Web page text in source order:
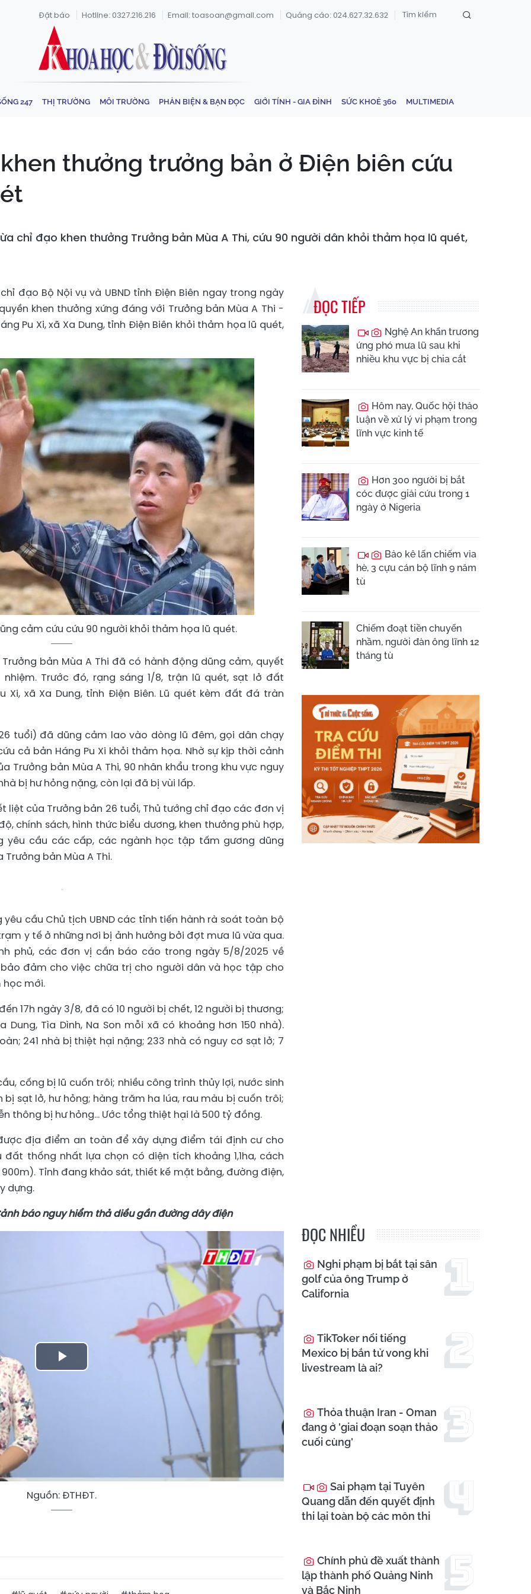
Đặt báo Hotline: 0327.216.216 Email: toasoan@gmail.com Quảng cáo: 024.627.32.632
247 THỊ TRƯỜNG MÔI TRƯỜNG PHẢN BIỆN & BẠN ĐỌC GIỚI TÍNH - GIA ĐÌNH SỨC KHOẺ 360 MULTIMEDIA
thưởng trưởng bản ở Điện biên cứu
chỉ đạo khen thưởng Trưởng bản Mùa A Thi, cứu 90 người dân khỏi thảm họa lũ quét,
đạo Bộ Nội vụ và UBND tỉnh Điện Biên ngay trong ngày
khen thưởng xứng đáng với Trưởng bản Mùa A Thi -
Pu Xi, xã Xa Dung, tỉnh Điện Biên khỏi thảm họa lũ quét,
cảm cứu cứu 90 người khỏi thảm họa lũ quét.
bản Mùa A Thi đã có hành động dũng cảm, quyết
Trước đó, rạng sáng 1/8, trận lũ quét, sạt lở đất
Xi, xã Xa Dung, tỉnh Điện Biên. Lũ quét kèm đất đá tràn
tuổi) đã dũng cảm lao vào dòng lũ đêm, gọi dân chạy
cả bản Háng Pu Xi khỏi thảm họa. Nhờ sự kịp thời cảnh
Trưởng bản Mùa A Thi, 90 nhân khẩu trong khu vực nguy
bị hư hỏng nặng, còn lại đã bị vùi lấp.
liệt của Trưởng bản 26 tuổi, Thủ tướng chỉ đạo các đơn vị
chính sách, hình thức biểu dương, khen thưởng phù hợp,
yêu cầu các cấp, các ngành học tập tấm gương dũng
bản Mùa A Thi.
yêu cầu Chủ tịch UBND các tỉnh tiến hành rà soát toàn bộ
y tế ở những nơi bị ảnh hưởng bởi đợt mưa lũ vừa qua.
phủ, các đơn vị cần báo cáo trong ngày 5/8/2025 về
đảm cho việc chữa trị cho người dân và học tập cho
học mới.
17h ngày 3/8, đã có 10 người bị chết, 12 người bị thương;
Tìa Dình, Na Son mỗi xã có khoảng hơn 150 nhà).
241 nhà bị thiệt hại nặng; 233 nhà có nguy cơ sạt lở; 7
cống bị lũ cuốn trôi; nhiều công trình thủy lợi, nước sinh
sạt lở, hư hỏng; hàng trăm ha lúa, rau màu bị cuốn trôi;
thông bị hư hỏng… Ước tổng thiệt hại là 500 tỷ đồng.
địa điểm an toàn để xây dựng điểm tái định cư cho
thống nhất lựa chọn có diện tích khoảng 1,1ha, cách
Tỉnh đang khảo sát, thiết kế mặt bằng, đường điện,
dựng.
báo nguy hiểm thả diều gần đường dây điện
Play
Nguồn: ĐTHĐT.
ĐỌC TIẾP
Nghệ An khẩn trương
ứng phó mưa lũ sau khi
nhiều khu vực bị chia cắt
Hôm nay, Quốc hội thảo
luận về xử lý vi phạm trong
lĩnh vực kinh tế
Hơn 300 người bị bắt
cóc được giải cứu trong 1
ngày ở Nigeria
Bảo kê lấn chiếm vỉa
hè, 3 cựu cán bộ lĩnh 9 năm
tù
Chiếm đoạt tiền chuyển
nhầm, người đàn ông lĩnh 12
tháng tù
ĐỌC NHIỀU
Nghi phạm bị bắt tại sân
golf của ông Trump ở
California
TikToker nổi tiếng
Mexico bị bắn tử vong khi
livestream là ai?
Thỏa thuận Iran - Oman
đang ở 'giai đoạn soạn thảo
cuối cùng'
Sai phạm tại Tuyên
Quang dẫn đến quyết định
thi lại toàn bộ các môn thi
Chính phủ đề xuất thành
lập thành phố Quảng Ninh
và Bắc Ninh